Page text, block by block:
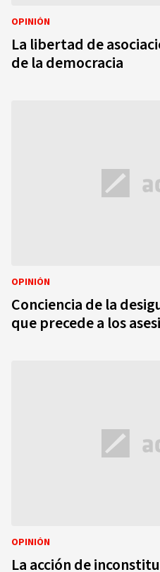
OPINIÓN
La libertad de
de la democracia
OPINIÓN
Conciencia de la
que precede a los
OPINIÓN
La acción de